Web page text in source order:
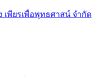
เพียรเพื่อพุทธศาสน์ จำกัด